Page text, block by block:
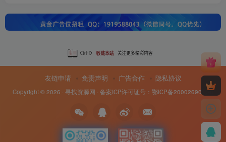
友链申请 免责声明 广告合作 隐私协议
Copyright © 2026 · 寻找资源网 · 备案ICP许可证号： 鄂ICP备20002690号-8